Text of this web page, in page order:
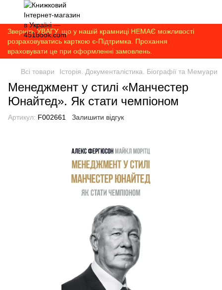
Зверніть УВАГУ, що у нашій крамниці НЕМАЄ можливості
розраховуватись карткою є-Підтримка. Прохання
враховувати це при оформленні замовлень.
Всі товари Історія. Документалістика. Біографії та Мемуари
Менеджмент у стилі «Манчестер
Юнайтед». Як стати чемпіоном
Артикул: F002661 Залишити відгук